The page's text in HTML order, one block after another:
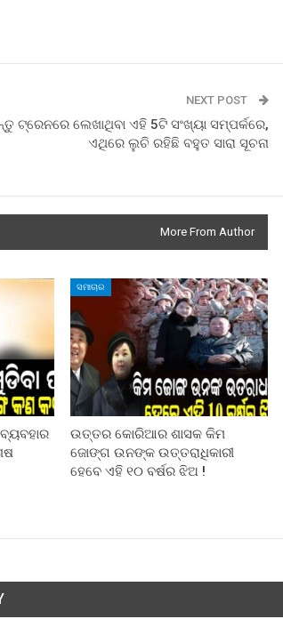
NEXT POST
ଟ୍ରେନରେ ଲେଖାଥିବା ଏହି 5ଟି ସଂଖ୍ୟା ସମ୍ପର୍କରେ,
ଏଥିରେ ଲୁଚି ରହିଛି ବହୁତ ସାରା ସୂଚନା
More From Author
ସମାଚାର
ଉତ୍ତର କୋରିଆର ଶାସକ କିମ
ଜୋଙ୍ଗ ଉନଙ୍କ ଉତ୍ତରାଧିକାରୀ
ହେବେ ଏହି ୧୦ ବର୍ଷର ଝିଅ !